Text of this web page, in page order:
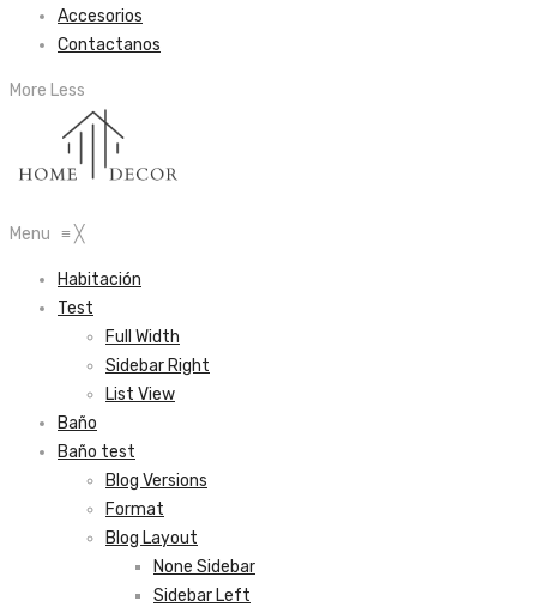
Accesorios
Contactanos
More Less
Menu ≡ ╳
Habitación
Test
Full Width
Sidebar Right
List View
Baño
Baño test
Blog Versions
Format
Blog Layout
None Sidebar
Sidebar Left